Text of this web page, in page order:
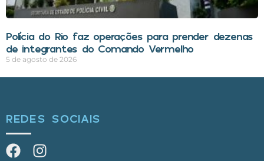
Polícia do Rio faz operações para prender dezenas
de integrantes do Comando Vermelho
5 de agosto de 2026
REDES SOCIAIS